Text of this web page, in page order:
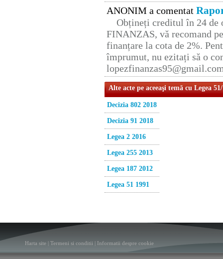
ANONIM a comentat
Obțineți creditul în 24 de
FINANZAS, vă recomand
finanțare la cota de 2%.
împrumut, nu ezitați să o
Alte acte pe aceeaşi temă cu Legea
Decizia 802 2018
Decizia 91 2018
Legea 2 2016
Legea 255 2013
Legea 187 2012
Legea 51 1991
Harta site Termeni si conditii Informatii despre cookie